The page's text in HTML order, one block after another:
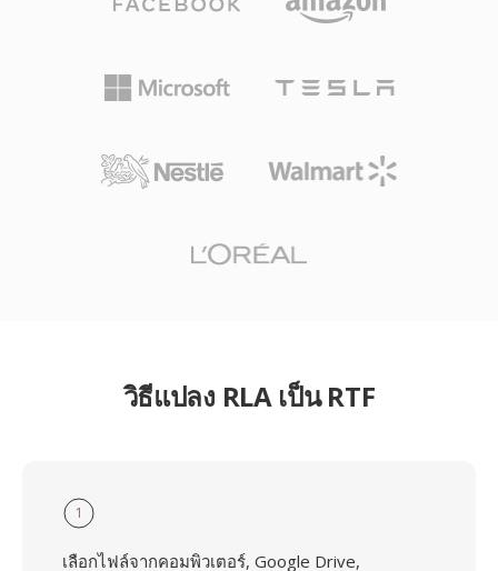
วิธีแปลง RLA เป็น RTF
1
เลือกไฟล์จากคอมพิวเตอร์, Google Drive,